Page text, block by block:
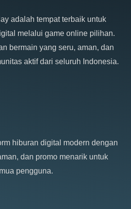
adalah tempat terbaik untuk
melalui game online pilihan.
bermain yang seru, aman, dan
aktif dari seluruh Indonesia.
hiburan digital modern dengan
dan promo menarik untuk
pengguna.